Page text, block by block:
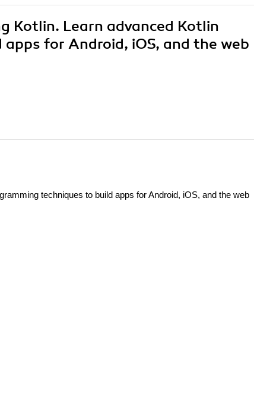
Kotlin. Learn advanced Kotlin
for Android, iOS, and the web
techniques to build apps for Android, iOS, and the web